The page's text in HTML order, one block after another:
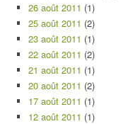
26 août 2011 (1)
25 août 2011 (2)
23 août 2011 (1)
22 août 2011 (2)
21 août 2011 (1)
20 août 2011 (2)
17 août 2011 (1)
12 août 2011 (1)